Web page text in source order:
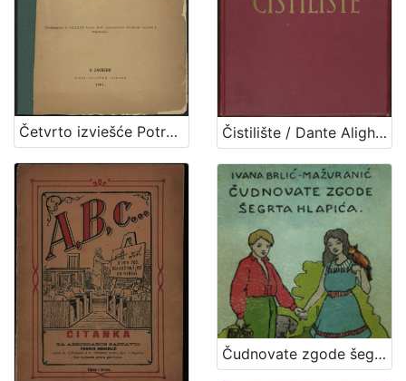
Četvrto izviešće Potresnoga odbora za godinu 1886. / sastavili M. Kišpatić i J. Torbar Čistilište / Dante Alighieri ; preveo i protumačio Izidor Kršnjavi ; urešeno sa 17 slika Mirka Račkog
Čudnovate zgode šegrta Hlapića : pripovijest za djecu / napisala Ivana Brlić-Mažuranić ; sa slikama Naste Šenoa-Rojc